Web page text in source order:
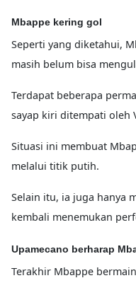
Mbappe kering gol
Seperti yang diketahui,
masih belum bisa
Terdapat beberapa
sayap kiri ditempati oleh
Situasi ini membuat
melalui titik putih.
Selain itu, ia juga hanya
kembali menemukan
Upamecano berharap
Terakhir Mbappe